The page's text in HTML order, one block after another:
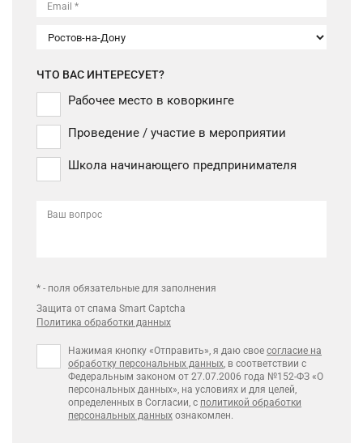
Email *
ЧТО ВАС ИНТЕРЕСУЕТ?
Рабочее место в коворкинге
Проведение / участие в мероприятии
Школа начинающего предпринимателя
Ваш вопрос
* - поля обязательные для заполнения
Защита от спама Smart Captcha
Политика обработки данных
Нажимая кнопку «Отправить», я даю свое согласие на
обработку персональных данных, в соответствии с
Федеральным законом от 27.07.2006 года №152-ФЗ «О
персональных данных», на условиях и для целей,
определенных в Согласии, с политикой обработки
персональных данных ознакомлен.